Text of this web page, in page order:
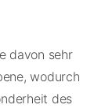
davon sehr
wodurch
des